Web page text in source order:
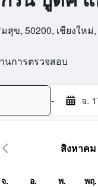
สุข, 50200, เชียงใหม่
นการตรวจสอบ
- จ.
ห้อง
สิงหาคม
จ. อ. พ. พฤ.